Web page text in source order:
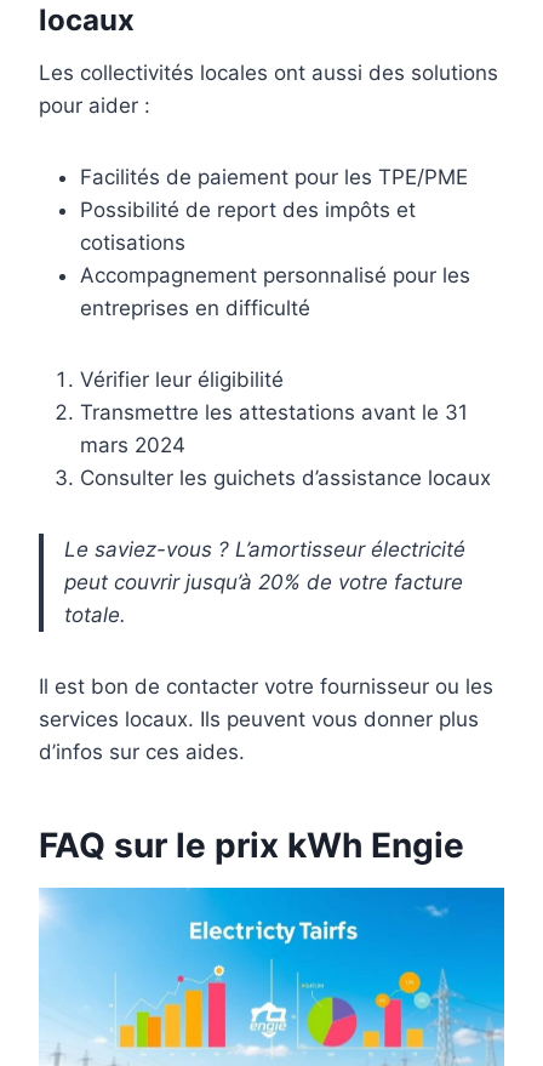
locaux
Les collectivités locales ont aussi des solutions
pour aider :
Facilités de paiement pour les TPE/PME
Possibilité de report des impôts et
cotisations
Accompagnement personnalisé pour les
entreprises en difficulté
Vérifier leur éligibilité
Transmettre les attestations avant le 31
mars 2024
Consulter les guichets d’assistance locaux
Le saviez-vous ? L’amortisseur électricité
peut couvrir jusqu’à 20% de votre facture
totale.
Il est bon de contacter votre fournisseur ou les
services locaux. Ils peuvent vous donner plus
d’infos sur ces aides.
FAQ sur le prix kWh Engie